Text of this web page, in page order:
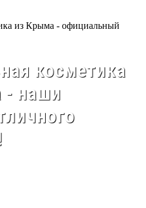
косметика
- наши